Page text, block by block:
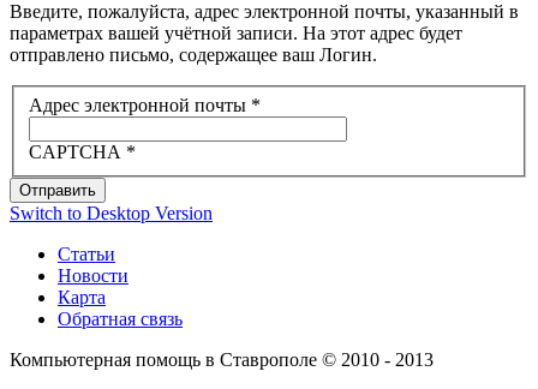
Введите, пожалуйста, адрес электронной почты, указанный в
параметрах вашей учётной записи. На этот адрес будет
отправлено письмо, содержащее ваш Логин.
Адрес электронной почты *
CAPTCHA *
Отправить
Switch to Desktop Version
Статьи
Новости
Карта
Обратная связь
Компьютерная помощь в Ставрополе © 2010 - 2013